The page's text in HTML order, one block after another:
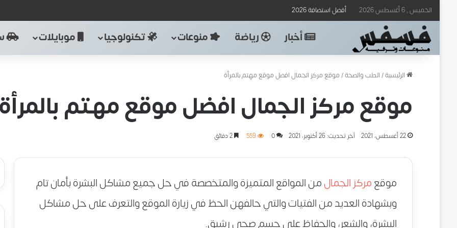
الخميس , 6 أغسطس 2026 أفضل استضافة 2026
أخبار رياضة منوعات تكنولوجيا موبايلات
الرئيسية/الطب والصحة/موقع مركز الجمال افضل موقع مهتم بالمرأة
موقع مركز الجمال افضل موقع مهتم بالمرأة
22 أغسطس، 2021 آخر تحديث: 26 أكتوبر، 2021 0
559 2 دقائق
موقعمركز الجمالمن المواقع المتميزة والمتخصصة في حل جميع مشاكل البشرة بأمان تام
وبشهادة العديد من الفتيات والتي حالفهن الحظ في زيارة الموقع والتعرف على حل مشاكل
البشرة، والشعر، والحفاظ على جسم صحي رشيق.